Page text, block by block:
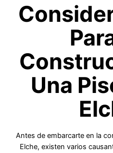
Una
Antes de embarcarte en la
Elche, existen varios